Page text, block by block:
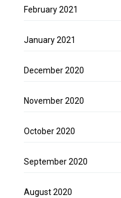
February 2021
January 2021
December 2020
November 2020
October 2020
September 2020
August 2020